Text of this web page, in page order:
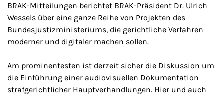
BRAK-Mitteilungen berichtet BRAK-Präsident Dr. Ulrich
Wessels über eine ganze Reihe von Projekten des
Bundesjustizministeriums, die gerichtliche Verfahren
moderner und digitaler machen sollen.
Am prominentesten ist derzeit sicher die Diskussion um
die Einführung einer audiovisuellen Dokumentation
strafgerichtlicher Hauptverhandlungen. Hier und auch